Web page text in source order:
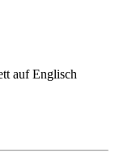
auf Englisch